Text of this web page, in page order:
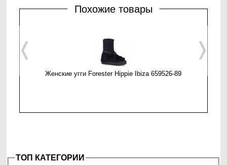
Похожие товары
Женские угги Forester Hippie Ibiza 659526-89
❬ ❭
ТОП КАТЕГОРИИ